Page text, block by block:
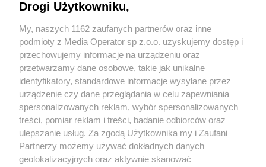
Wydawca mediówlokalnych
Nie zapomnij
zapoznać się z:
polityką prywatności regulamin korzystania z portali
Twojemiasto Skontaktuj się
Drogi Użytkowniku,
My, naszych 1162 zaufanych partnerów oraz inne
podmioty z Media Operator sp z.o.o. uzyskujemy dostęp i
przechowujemy informacje na urządzeniu oraz
przetwarzamy dane osobowe, takie jak unikalne
identyfikatory, standardowe informacje wysyłane przez
urządzenie czy dane przeglądania w celu zapewniania
spersonalizowanych reklam, wybór spersonalizowanych
treści, pomiar reklam i treści, badanie odbiorców oraz
ulepszanie usług. Za zgodą Użytkownika my i Zaufani
Partnerzy możemy używać dokładnych danych
geolokalizacyjnych oraz aktywnie skanować